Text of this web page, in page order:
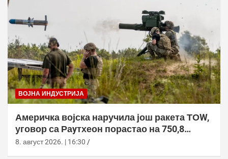
ВОЈНА ИНДУСТРИЈА
Америчка војска наручила још ракета ТОW,
уговор са Раyтхеон порастао на 750,8
милиона долара
8. август 2026. | 16:30